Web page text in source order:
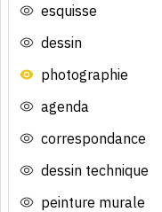
esquisse
dessin
photographie
agenda
correspondance
dessin technique
peinture murale